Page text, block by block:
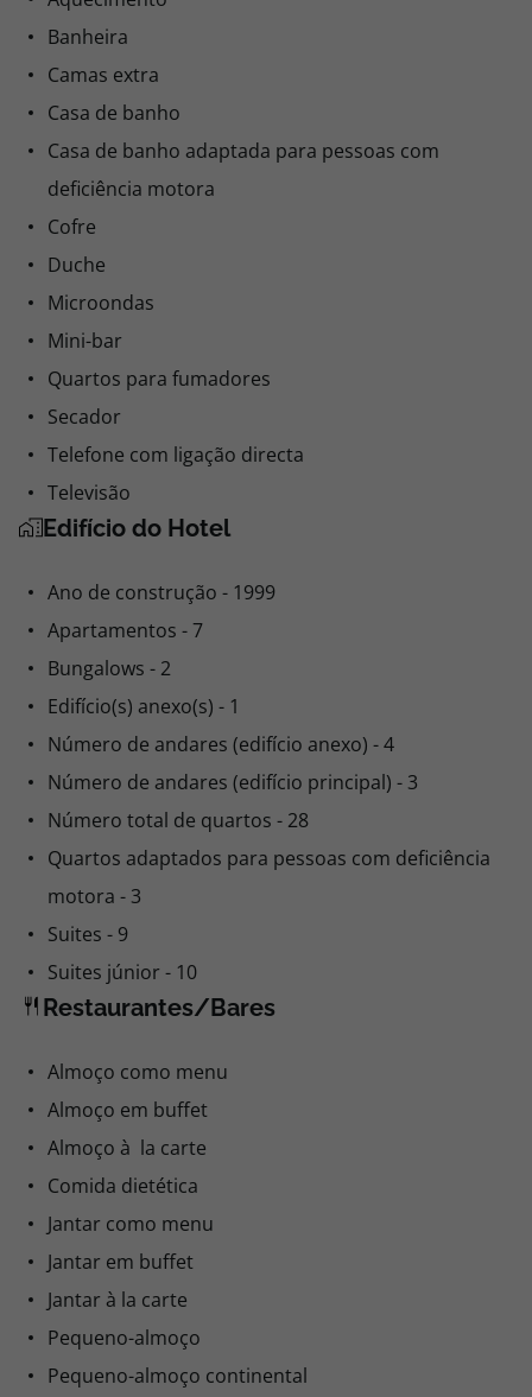
Banheira
Camas extra
Casa de banho
Casa de banho adaptada para pessoas com
deficiência motora
Cofre
Duche
Microondas
Mini-bar
Quartos para fumadores
Secador
Telefone com ligação directa
Televisão
Edifício do Hotel
Ano de construção - 1999
Apartamentos - 7
Bungalows - 2
Edifício(s) anexo(s) - 1
Número de andares (edifício anexo) - 4
Número de andares (edifício principal) - 3
Número total de quartos - 28
Quartos adaptados para pessoas com deficiência
motora - 3
Suites - 9
Suites júnior - 10
Restaurantes/Bares
Almoço como menu
Almoço em buffet
Almoço à la carte
Comida dietética
Jantar como menu
Jantar em buffet
Jantar à la carte
Pequeno-almoço
Pequeno-almoço continental